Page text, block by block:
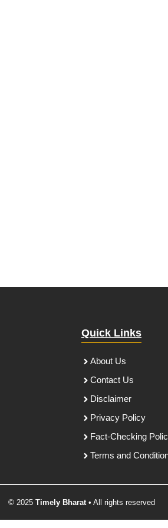
Quick Links
About Us
Contact Us
Disclaimer
Privacy Policy
Fact-Checking
Terms and
© 2025 Timely Bharat• All rights reserved